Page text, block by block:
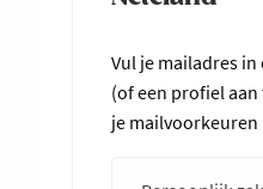
Vul je mailadres
(of een profiel
je